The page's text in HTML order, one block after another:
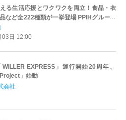
る生活応援とワクワクを両立！食品・衣
など全222種類が一挙登場 PPIHグループ
セール 8月6日(木)より順次スタート
03日 12:00
EXPRESS」運行開始20周年、
Project」始動
会社